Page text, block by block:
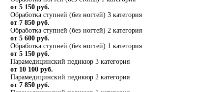
от 5 150 руб.
Обработка ступней (без ногтей) 3 категория
от 7 850 руб.
Обработка ступней (без ногтей) 2 категория
от 5 600 руб.
Обработка ступней (без ногтей) 1 категория
от 5 150 руб.
Парамедицинский педикюр 3 категория
от 10 100 руб.
Парамедицинский педикюр 2 категория
от 7 850 руб.